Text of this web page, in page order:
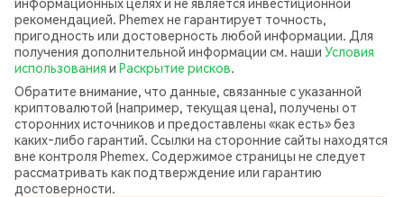
рекомендацией. Phemex не гарантирует точность,
пригодность или достоверность любой информации. Для
получения дополнительной информации см. наши Условия
использования и Раскрытие рисков.
Обратите внимание, что данные, связанные с указанной
криптовалютой (например, текущая цена), получены от
сторонних источников и предоставлены «как есть» без
каких‑либо гарантий. Ссылки на сторонние сайты находятся
вне контроля Phemex. Содержимое страницы не следует
рассматривать как подтверждение или гарантию
достоверности.